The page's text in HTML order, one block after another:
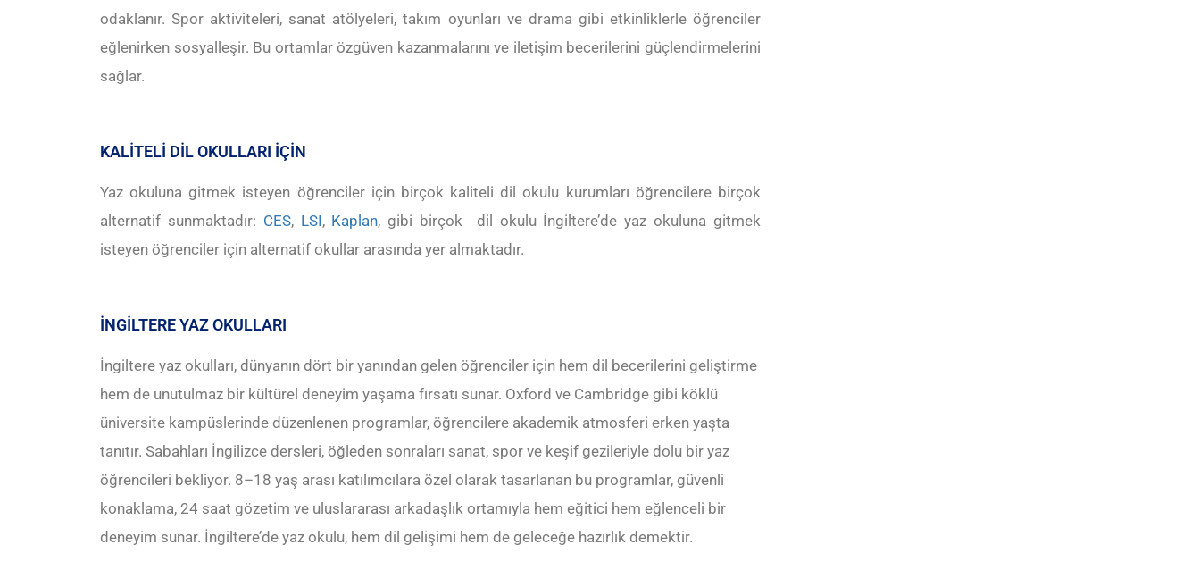
odaklanır. Spor aktiviteleri, sanat atölyeleri, takım oyunları ve drama gibi etkinliklerle öğrenciler
eğlenirken sosyalleşir. Bu ortamlar özgüven kazanmalarını ve iletişim becerilerini güçlendirmelerini
sağlar.
KALİTELİ DİL OKULLARI İÇİN
Yaz okuluna gitmek isteyen öğrenciler için birçok kaliteli dil okulu kurumları öğrencilere birçok
alternatif sunmaktadır: CES, LSI, Kaplan, gibi birçok dil okulu İngiltere’de yaz okuluna gitmek
isteyen öğrenciler için alternatif okullar arasında yer almaktadır.
İNGİLTERE YAZ OKULLARI
İngiltere yaz okulları, dünyanın dört bir yanından gelen öğrenciler için hem dil becerilerini geliştirme
hem de unutulmaz bir kültürel deneyim yaşama fırsatı sunar. Oxford ve Cambridge gibi köklü
üniversite kampüslerinde düzenlenen programlar, öğrencilere akademik atmosferi erken yaşta
tanıtır. Sabahları İngilizce dersleri, öğleden sonraları sanat, spor ve keşif gezileriyle dolu bir yaz
öğrencileri bekliyor. 8–18 yaş arası katılımcılara özel olarak tasarlanan bu programlar, güvenli
konaklama, 24 saat gözetim ve uluslararası arkadaşlık ortamıyla hem eğitici hem eğlenceli bir
deneyim sunar. İngiltere’de yaz okulu, hem dil gelişimi hem de geleceğe hazırlık demektir.